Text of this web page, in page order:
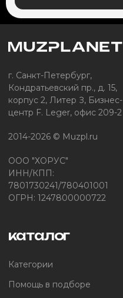
г. Санкт-Петербург,
Кондратьевский пр., д. 15,
корпус 2, Литер З, Бизнес-
центр F. Leger, офис 209-2
2014-2026 © Muzpl.ru
ООО "ХОРУС"
ИНН/КПП:
7801730241/780401001
ОГРН: 1247800000722
каталог
Категории
Помощь в подборе